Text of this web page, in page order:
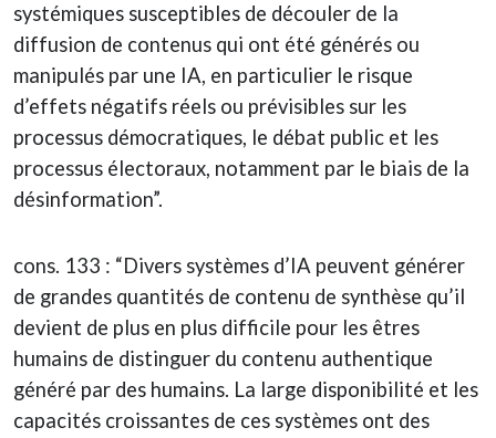
systémiques susceptibles de découler de la
diffusion de contenus qui ont été générés ou
manipulés par une IA, en particulier le risque
d’effets négatifs réels ou prévisibles sur les
processus démocratiques, le débat public et les
processus électoraux, notamment par le biais de la
désinformation”.
cons. 133 : “Divers systèmes d’IA peuvent générer
de grandes quantités de contenu de synthèse qu’il
devient de plus en plus difficile pour les êtres
humains de distinguer du contenu authentique
généré par des humains. La large disponibilité et les
capacités croissantes de ces systèmes ont des